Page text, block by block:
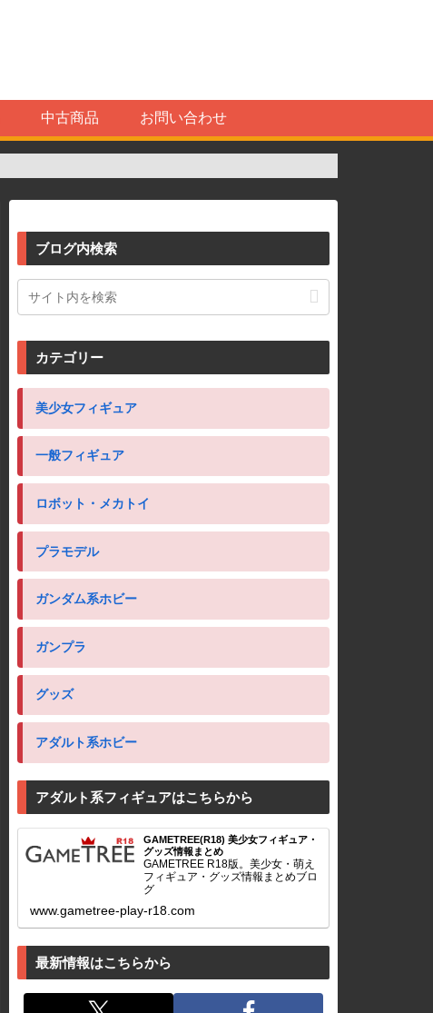
中古商品 お問い合わせ
ブログ内検索
カテゴリー
美少女フィギュア
一般フィギュア
ロボット・メカトイ
プラモデル
ガンダム系ホビー
ガンプラ
グッズ
アダルト系ホビー
アダルト系フィギュアはこちらから
GAMETREE(R18) 美少女フィギュア・
グッズ情報まとめ
GAMETREE R18版。美少女・萌え
フィギュア・グッズ情報まとめブロ
グ
www.gametree-play-r18.com
最新情報はこちらから